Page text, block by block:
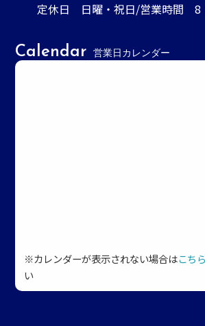
定休日 日曜・祝日/営業時間 8
Calendar 営業日カレンダー
※カレンダーが表示されない場合はこちら
い